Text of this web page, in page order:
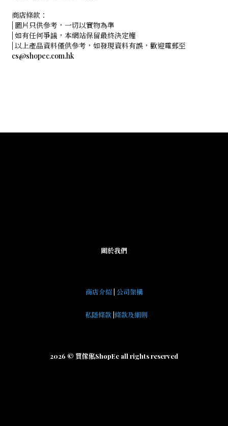
商店條款：
| 圖片只供參考，一切以實物為準
| 如有任何爭議，本網站保留最終決定權
| 以上產品資料僅供參考，如發現資料有誤，歡迎電郵至
cs@shopec.com.hk
關於我們
商店介紹| 公司架構
私隱條款 條款及細則
2026 © 買傢俬ShopEc all rights reserved